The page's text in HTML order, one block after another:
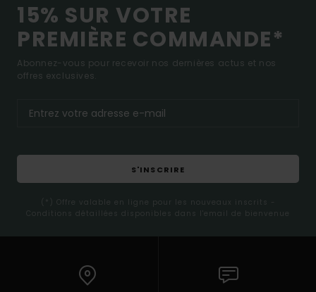
15% SUR VOTRE
PREMIÈRE COMMANDE*
Abonnez-vous pour recevoir nos dernières actus et nos
offres exclusives.
S'INSCRIRE
(*) Offre valable en ligne pour les nouveaux inscrits -
Conditions détaillées disponibles dans l'email de bienvenue